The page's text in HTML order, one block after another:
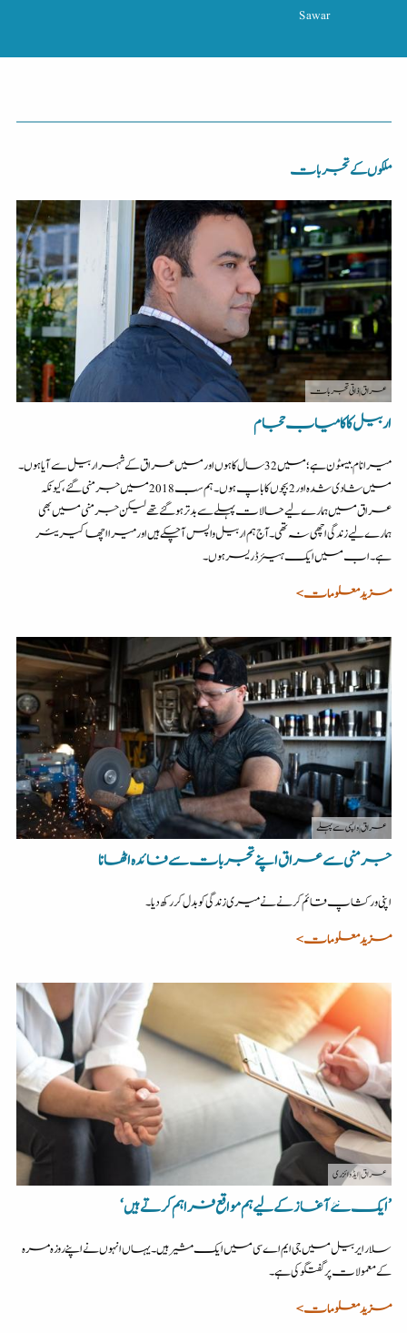
Sawar
ملکوں کے تجربات
عراق| ذاتی تجربات
اربیل کا کامیاب حجام
میرا نام بیسٹون ہے؛میں 32 سال کا ہوں اورمیں عراق کے شہر اربیل سے آیا ہوں۔
میں شادی شدہ اور 2 بچوں کا باپ ہوں۔ہم سب 2018 میں جرمنی گئے ،کیونکہ
عراق میں ہمارے لیے حالات پہلے سے بدتر ہوگئے تھے لیکن جرمنی میں بھی
ہمارے لیے زندگی اچھی نہ تھی۔آج ہم اربیل واپس آچکے ہیں اور میرا اچھا کیریئر
ہے۔ اب میں ایک ہیئر ڈریسر ہوں۔
مزید معلومات >
عراق| واپسی سے پہلے
جرمنی سے عراق اپنے تجربات سے فائدہ اٹھانا
اپنی ورکشاپ قائم کرنے نے میری زندگی کو بدل کر رکھ دیا۔
مزید معلومات >
عراق| ایڈوائزری
’ایک نئے آغاز کے لیے ہم مواقع فراہم کرتے ہیں‘
سلار ایربیل میں جی ایم اے سی میں ایک مشیر ہیں۔ یہاں انہوں نے اپنے روزہ مرہ
کے معمولات پر گفتگو کی ہے۔
مزید معلومات >